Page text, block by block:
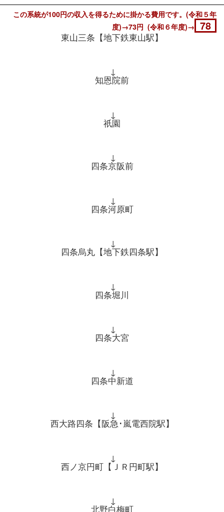
この系統が100円の収入を得るために掛かる費用です。(令和５年
度)→73円 (令和６年度)→ 78
東山三条【地下鉄東山駅】
↓
知恩院前
↓
祇園
↓
四条京阪前
↓
四条河原町
↓
四条烏丸【地下鉄四条駅】
↓
四条堀川
↓
四条大宮
↓
四条中新道
↓
西大路四条【阪急･嵐電西院駅】
↓
西ノ京円町【ＪＲ円町駅】
↓
北野白梅町